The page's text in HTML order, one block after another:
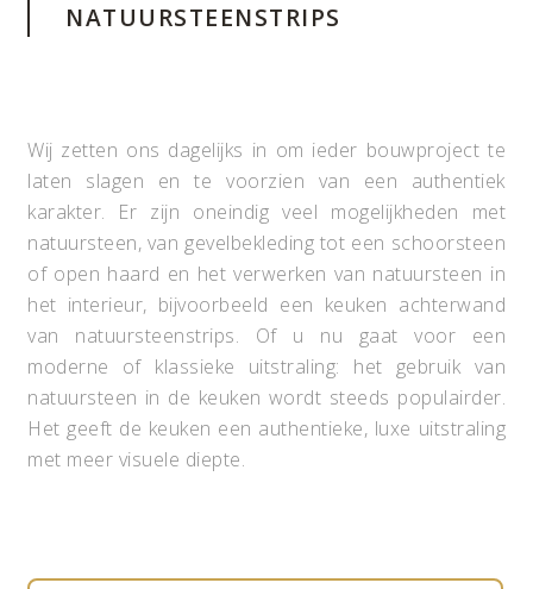
NATUURSTEENSTRIPS
Wij zetten ons dagelijks in om ieder bouwproject te
laten slagen en te voorzien van een authentiek
karakter. Er zijn oneindig veel mogelijkheden met
natuursteen, van gevelbekleding tot een schoorsteen
of open haard en het verwerken van natuursteen in
het interieur, bijvoorbeeld een keuken achterwand
van natuursteenstrips. Of u nu gaat voor een
moderne of klassieke uitstraling: het gebruik van
natuursteen in de keuken wordt steeds populairder.
Het geeft de keuken een authentieke, luxe uitstraling
met meer visuele diepte.